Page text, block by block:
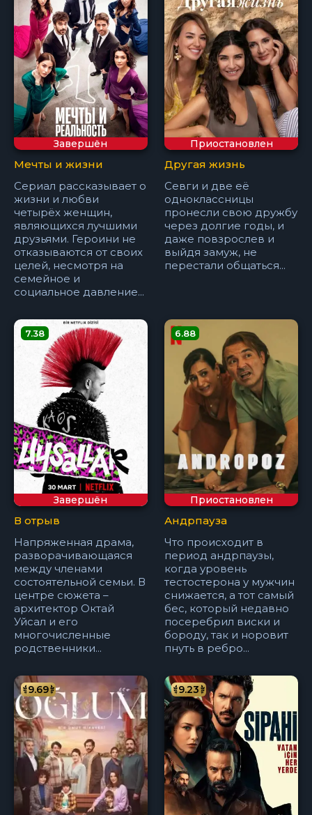
Завершён
Мечты и жизни
Сериал рассказывает о
жизни и любви
четырёх женщин,
являющихся лучшими
друзьями. Героини не
отказываются от своих
целей, несмотря на
семейное и
социальное давление...
Приостановлен
Другая жизнь
Севги и две её
одноклассницы
пронесли свою дружбу
через долгие годы, и
даже повзрослев и
выйдя замуж, не
перестали общаться...
Завершён
7.38
В отрыв
Напряженная драма,
разворачивающаяся
между членами
состоятельной семьи. В
центре сюжета –
архитектор Октай
Уйсал и его
многочисленные
родственники...
Приостановлен
6.88
Андрпауза
Что происходит в
период андрпаузы,
когда уровень
тестостерона у мужчин
снижается, а тот самый
бес, который недавно
посеребрил виски и
бороду, так и норовит
пнуть в ребро...
9.69 9.23